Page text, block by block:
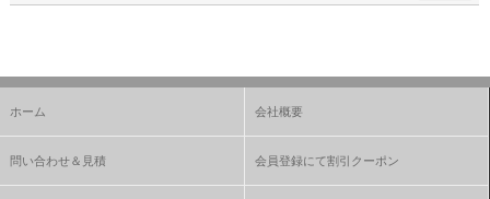
ホーム 会社概要
問い合わせ＆見積 会員登録にて割引クーポン